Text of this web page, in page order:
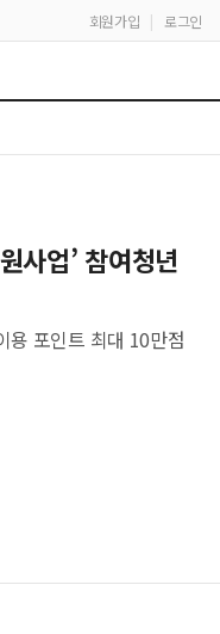
회원가입 | 로그인
사업’ 참여청년
용 포인트 최대 10만점